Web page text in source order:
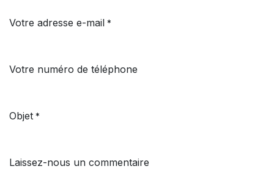
Votre adresse e-mail *
Votre numéro de téléphone
Objet *
Laissez-nous un commentaire